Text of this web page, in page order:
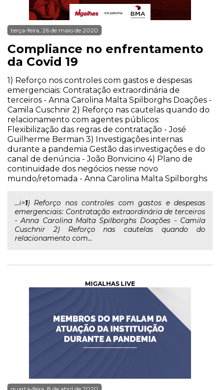
terça-feira, 26 de maio de 2020
Compliance no enfrentamento
da Covid 19
1) Reforço nos controles com gastos e despesas
emergenciais: Contratação extraordinária de
terceiros - Anna Carolina Malta Spilborghs Doações -
Camila Cuschnir 2) Reforço nas cautelas quando do
relacionamento com agentes públicos:
Flexibilização das regras de contratação - José
Guilherme Berman 3) Investigações internas
durante a pandemia Gestão das investigações e do
canal de denúncia - João Bonvicino 4) Plano de
continuidade dos negócios nesse novo
mundo/retomada - Anna Carolina Malta Spilborghs
...i>1) Reforço nos controles com gastos e despesas
emergenciais: Contratação extraordinária de terceiros
- Anna Carolina Malta Spilborghs Doações - Camila
Cuschnir 2) Reforço nas cautelas quando do
relacionamento com...
MIGALHAS LIVE